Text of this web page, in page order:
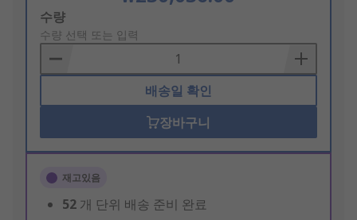
Add
to
Basket
수량
수량 선택 또는 입력
배송일 확인
장바구니
재고있음
52 개 단위 배송 준비 완료